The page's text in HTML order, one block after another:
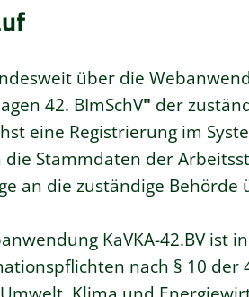
über die
42. BImSchV" der
eine Registrierung im
Stammdaten der
an die zuständige
KaVKA-42.BV
nach § 10 der